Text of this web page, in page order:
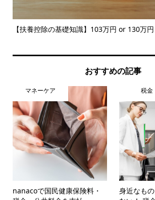
【扶養控除の基礎知識】103万円 or 130万
おすすめの記事
マネーケア
nanacoで国民健康保険料・
税金
身近なも